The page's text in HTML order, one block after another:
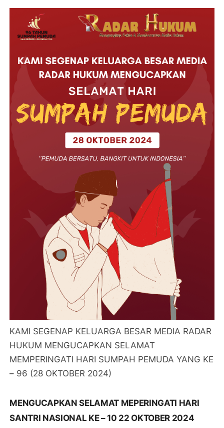
KAMI SEGENAP KELUARGA BESAR MEDIA RADAR
HUKUM MENGUCAPKAN SELAMAT
MEMPERINGATI HARI SUMPAH PEMUDA YANG KE
– 96 (28 OKTOBER 2024)
MENGUCAPKAN SELAMAT MEPERINGATI HARI
SANTRI NASIONAL KE – 10 22 OKTOBER 2024